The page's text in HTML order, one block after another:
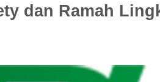
dan Ramah